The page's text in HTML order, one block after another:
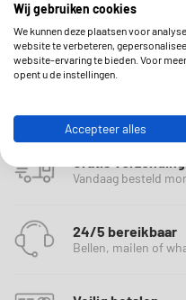
Vandaag besteld
24/5 bereikbaar
Bellen, mailen of
Wij gebruiken cookies
We kunnen deze plaatsen voor
website te verbeteren,
website-ervaring te bieden. Voor
opent u de instellingen.
Accepteer alles